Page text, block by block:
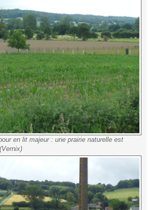
en lit majeur : une prairie naturelle est